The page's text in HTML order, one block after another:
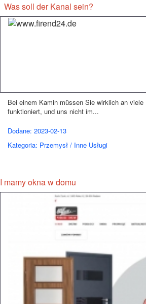
Was soll der Kanal sein?
Bei einem Kamin müssen Sie wirklich an
funktioniert, und uns nicht im...
Dodane: 2023-02-13
Kategoria: Przemysł / Inne Usługi
I mamy okna w domu